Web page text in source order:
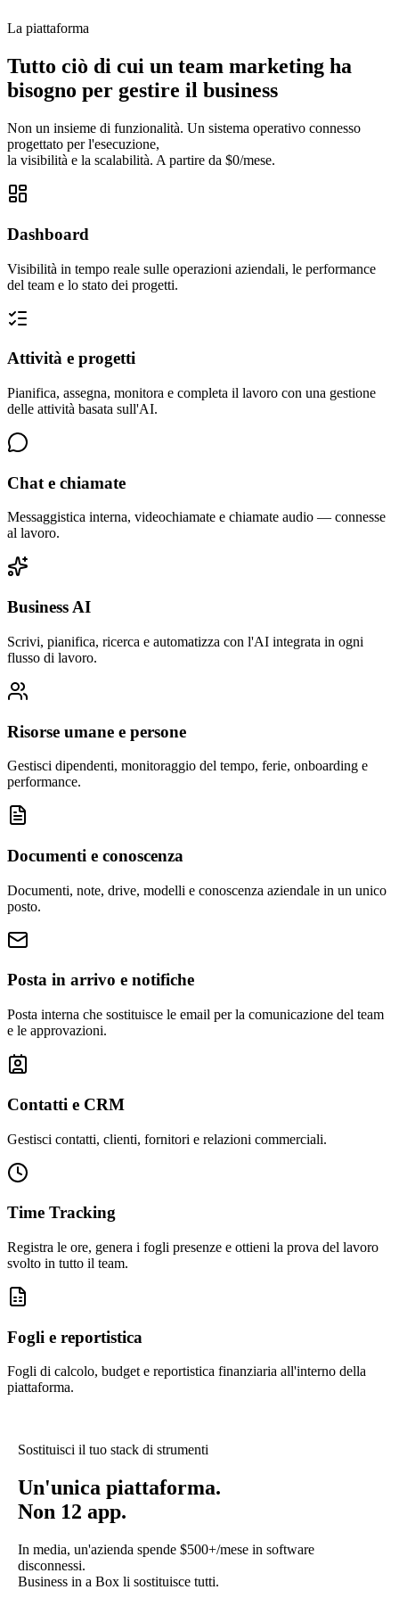
La piattaforma
Tutto ciò di cui un team marketing ha
bisogno per gestire il business
Non un insieme di funzionalità. Un sistema operativo connesso
progettato per l'esecuzione,
la visibilità e la scalabilità. A partire da $0/mese.
Dashboard
Visibilità in tempo reale sulle operazioni aziendali, le performance
del team e lo stato dei progetti.
Attività e progetti
Pianifica, assegna, monitora e completa il lavoro con una gestione
delle attività basata sull'AI.
Chat e chiamate
Messaggistica interna, videochiamate e chiamate audio — connesse
al lavoro.
Business AI
Scrivi, pianifica, ricerca e automatizza con l'AI integrata in ogni
flusso di lavoro.
Risorse umane e persone
Gestisci dipendenti, monitoraggio del tempo, ferie, onboarding e
performance.
Documenti e conoscenza
Documenti, note, drive, modelli e conoscenza aziendale in un unico
posto.
Posta in arrivo e notifiche
Posta interna che sostituisce le email per la comunicazione del team
e le approvazioni.
Contatti e CRM
Gestisci contatti, clienti, fornitori e relazioni commerciali.
Time Tracking
Registra le ore, genera i fogli presenze e ottieni la prova del lavoro
svolto in tutto il team.
Fogli e reportistica
Fogli di calcolo, budget e reportistica finanziaria all'interno della
piattaforma.
Sostituisci il tuo stack di strumenti
Un'unica piattaforma.
Non 12 app.
In media, un'azienda spende $500+/mese in software
disconnessi.
Business in a Box li sostituisce tutti.